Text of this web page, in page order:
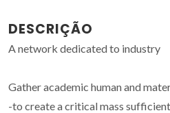
DESCRIÇÃO
A network dedicated to industry
Gather academic human and
-to create a critical mass